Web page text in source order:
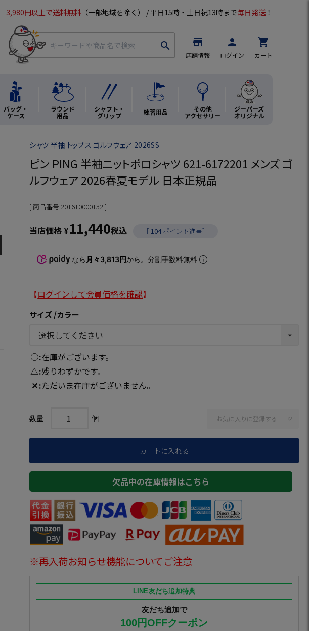
3,980円以上で送料無料 （一部地域を除く） / 平日15時・土日祝13時まで毎日発送 ！
search store
店舗情報
person
ログイン
shopping_cart
カート
バッグ・
ケース
ラウンド
用品
シャフト・
グリップ 練習用品 その他
アクセサリー
ジーパーズ
オリジナル
シャツ 半袖 トップス ゴルフウェア 2026SS
ピン PING 半袖ニットポロシャツ 621-6172201 メンズ ゴ
ルフウェア 2026春夏モデル 日本正規品
商品番号201610000132
当店価格¥11,440税込 ［104 ポイント進呈］
なら 月々3,813円から。分割手数料無料
【ログインして会員価格を確認】
サイズ カラー
○ 在庫がございます。
△ 残りわずかです。
✕ ただいま在庫がございません。
お気に入りに登録する
カートに入れる
欠品中の在庫情報はこちら
※再入荷お知らせ機能についてご注意
LINE友だち追加特典
友だち追加で
100円OFFクーポン